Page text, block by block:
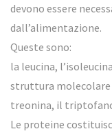
devono essere
dall’alimentazione.
Queste sono:
la leucina,
struttura molecolare
treonina, il
Le proteine